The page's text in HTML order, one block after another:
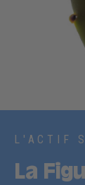
L'ACTIF
La